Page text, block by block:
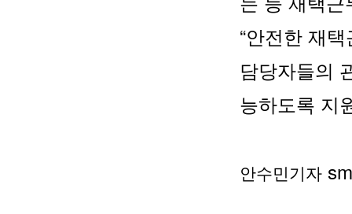
“안전한 재
담당자들의
능하도록 지
안수민기자